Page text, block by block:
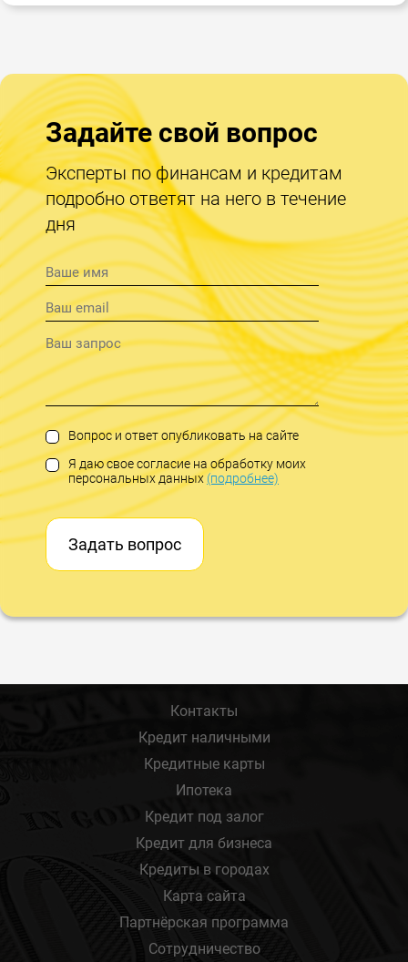
Задайте свой вопрос
Эксперты по финансам и кредитам
подробно ответят на него в течение
дня
Вопрос и ответ опубликовать на сайте
Я даю свое согласие на обработку моих
персональных данных(подробнее)
Задать вопрос
Контакты
Кредит наличными
Кредитные карты
Ипотека
Кредит под залог
Кредит для бизнеса
Кредиты в городах
Карта сайта
Партнёрская программа
Сотрудничество